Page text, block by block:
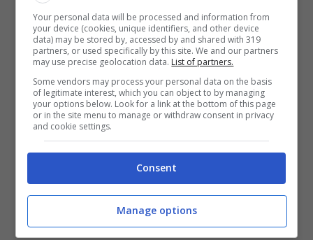
Your personal data will be processed and information from
your device (cookies, unique identifiers, and other device
data) may be stored by, accessed by and shared with 319
partners, or used specifically by this site. We and our partners
may use precise geolocation data. List of partners.
Some vendors may process your personal data on the basis
of legitimate interest, which you can object to by managing
your options below. Look for a link at the bottom of this page
or in the site menu to manage or withdraw consent in privacy
and cookie settings.
Consent
Manage options